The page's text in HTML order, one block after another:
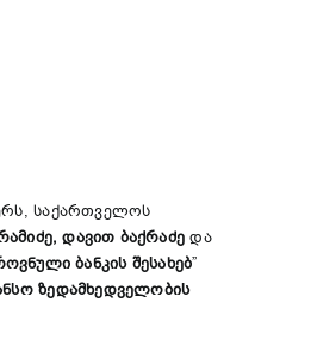
საქართველოს
,დავით ბაქრაძე და
ბანკის შესახებ”
ზედამხედველობის